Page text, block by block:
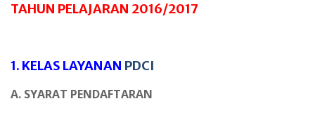
TAHUN PELAJARAN 2016/2017
1. KELAS LAYANAN PDCI
A. SYARAT PENDAFTARAN